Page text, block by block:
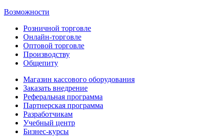
Возможности
Розничной торговле
Онлайн-торговле
Оптовой торговле
Производству
Общепиту
Магазин кассового оборудования
Заказать внедрение
Реферальная программа
Партнерская программа
Разработчикам
Учебный центр
Бизнес‑курсы